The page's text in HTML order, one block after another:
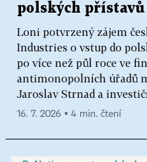
polských
Loni potvrzený zájem
Industries o vstup do
po více než půl roce ve
antimonopolních úřadů
Jaroslav Strnad a
16. 7. 2026 ▪ 4 min. čtení